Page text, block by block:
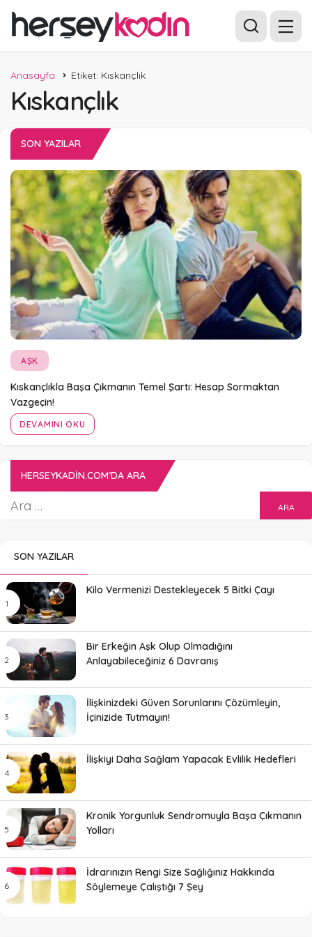
Anasayfa Etiket: Kıskançlık
Kıskançlık
SON YAZILAR
AŞK
Kıskançlıkla Başa Çıkmanın Temel Şartı: Hesap Sormaktan
Vazgeçin!
DEVAMINI OKU
HERSEYKADIN.COM’DA ARA
SON YAZILAR
Kilo Vermenizi Destekleyecek 5 Bitki Çayı
Bir Erkeğin Aşk Olup Olmadığını
Anlayabileceğiniz 6 Davranış
İlişkinizdeki Güven Sorunlarını Çözümleyin,
İçinizide Tutmayın!
İlişkiyi Daha Sağlam Yapacak Evlilik Hedefleri
Kronik Yorgunluk Sendromuyla Başa Çıkmanın
Yolları
İdrarınızın Rengi Size Sağlığınız Hakkında
Söylemeye Çalıştığı 7 Şey